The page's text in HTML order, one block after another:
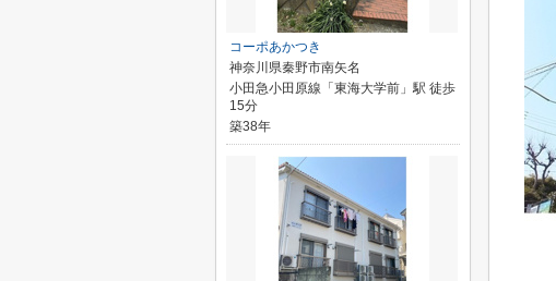
コーポあかつき
神奈川県秦野市南矢名
小田急小田原線「東海大学前」駅 徒歩
15分
築38年